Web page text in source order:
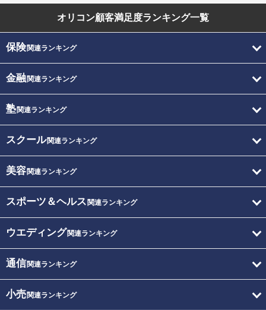
オリコン顧客満足度ランキング一覧
保険関連ランキング
金融関連ランキング
塾関連ランキング
スクール関連ランキング
美容関連ランキング
スポーツ＆ヘルス 関連ランキング
ウエディング関連ランキング
通信関連ランキング
小売関連ランキング